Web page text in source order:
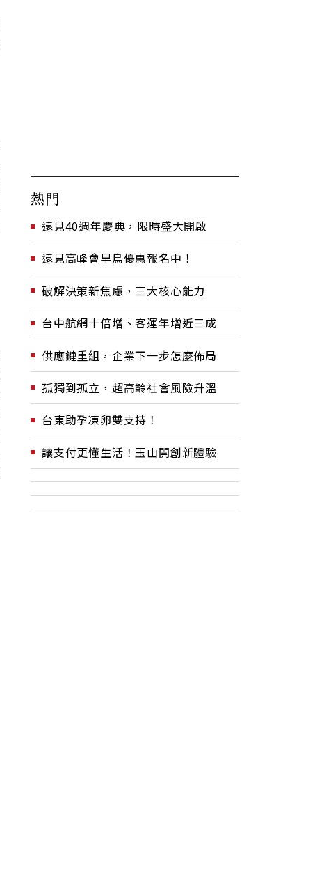
熱門
遠見40週年慶典，限時盛大開啟
遠見高峰會早鳥優惠報名中！
破解決策新焦慮，三大核心能力
台中航網十倍增、客運年增近三成
供應鏈重組，企業下一步怎麼佈局
孤獨到孤立，超高齡社會風險升溫
台東助孕凍卵雙支持！
讓支付更懂生活！玉山開創新體驗